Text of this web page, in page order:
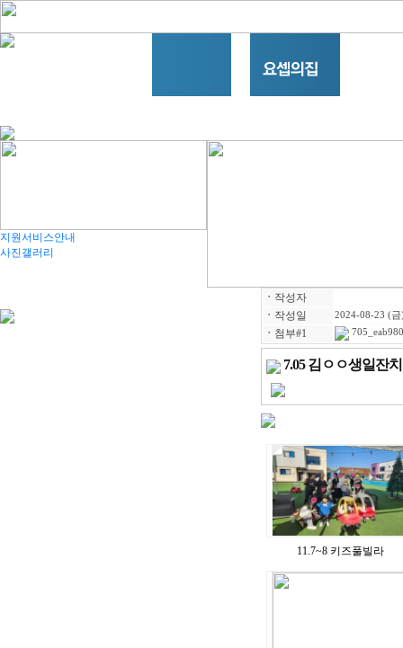
지원서비스안내
사진갤러리
ㆍ 작성자
ㆍ 작성일 2024-08-23 (금
ㆍ 첨부#1
7.05 김ㅇㅇ생일잔치
11.7~8 키즈풀빌라